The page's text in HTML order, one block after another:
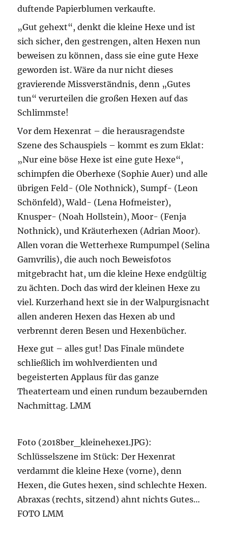
duftende Papierblumen verkaufte.
„Gut gehext“, denkt die kleine Hexe und ist
sich sicher, den gestrengen, alten Hexen nun
beweisen zu können, dass sie eine gute Hexe
geworden ist. Wäre da nur nicht dieses
gravierende Missverständnis, denn „Gutes
tun“ verurteilen die großen Hexen auf das
Schlimmste!
Vor dem Hexenrat – die herausragendste
Szene des Schauspiels – kommt es zum Eklat:
„Nur eine böse Hexe ist eine gute Hexe“,
schimpfen die Oberhexe (Sophie Auer) und alle
übrigen Feld- (Ole Nothnick), Sumpf- (Leon
Schönfeld), Wald- (Lena Hofmeister),
Knusper- (Noah Hollstein), Moor- (Fenja
Nothnick), und Kräuterhexen (Adrian Moor).
Allen voran die Wetterhexe Rumpumpel (Selina
Gamvrilis), die auch noch Beweisfotos
mitgebracht hat, um die kleine Hexe endgültig
zu ächten. Doch das wird der kleinen Hexe zu
viel. Kurzerhand hext sie in der Walpurgisnacht
allen anderen Hexen das Hexen ab und
verbrennt deren Besen und Hexenbücher.
Hexe gut – alles gut! Das Finale mündete
schließlich im wohlverdienten und
begeisterten Applaus für das ganze
Theaterteam und einen rundum bezaubernden
Nachmittag. LMM
Foto (2018ber_kleinehexe1.JPG):
Schlüsselszene im Stück: Der Hexenrat
verdammt die kleine Hexe (vorne), denn
Hexen, die Gutes hexen, sind schlechte Hexen.
Abraxas (rechts, sitzend) ahnt nichts Gutes…
FOTO LMM